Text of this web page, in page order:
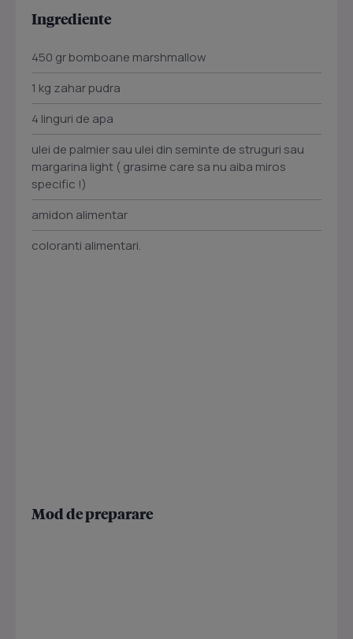
Ingrediente
450 gr bomboane marshmallow
1 kg zahar pudra
4 linguri de apa
ulei de palmier sau ulei din seminte de struguri sau
margarina light ( grasime care sa nu aiba miros
specific !)
amidon alimentar
coloranti alimentari.
Mod de preparare